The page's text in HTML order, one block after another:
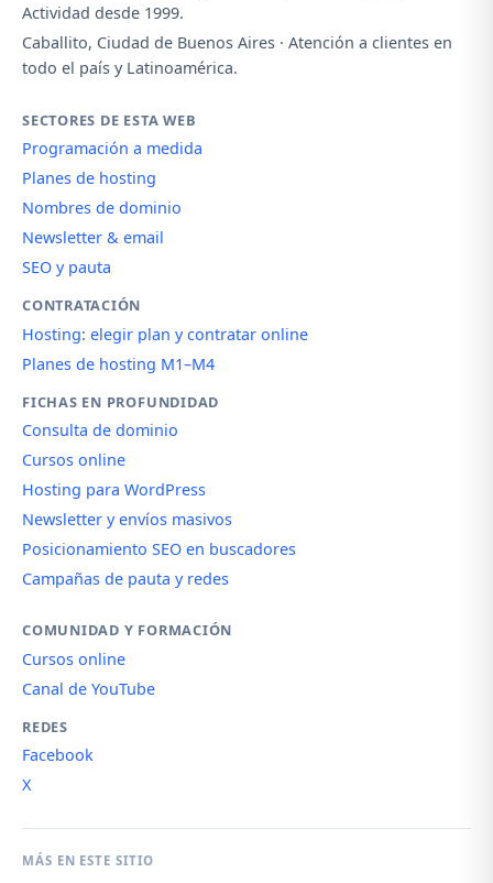
Actividad desde 1999.
Caballito, Ciudad de Buenos Aires · Atención a clientes en
todo el país y Latinoamérica.
SECTORES DE ESTA WEB
Programación a medida
Planes de hosting
Nombres de dominio
Newsletter & email
SEO y pauta
CONTRATACIÓN
Hosting: elegir plan y contratar online
Planes de hosting M1–M4
FICHAS EN PROFUNDIDAD
Consulta de dominio
Cursos online
Hosting para WordPress
Newsletter y envíos masivos
Posicionamiento SEO en buscadores
Campañas de pauta y redes
COMUNIDAD Y FORMACIÓN
Cursos online
Canal de YouTube
REDES
Facebook
X
MÁS EN ESTE SITIO